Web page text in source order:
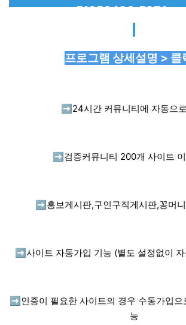
프로그램 상세설명 > 클
➡️ 24시간 커뮤니티에 자동으
➡️ 검증커뮤니티 200개 사이트
➡️ 홍보게시판,구인구직게시판,꽁머
➡️ 사이트 자동가입 기능 (별도 설정없이
➡️ 인증이 필요한 사이트의 경우 수동가입
능